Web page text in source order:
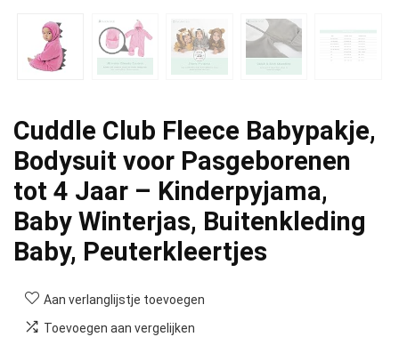
Cuddle Club Fleece Babypakje,
Bodysuit voor Pasgeborenen
tot 4 Jaar – Kinderpyjama,
Baby Winterjas, Buitenkleding
Baby, Peuterkleertjes
Aan verlanglijstje toevoegen
Toevoegen aan vergelijken